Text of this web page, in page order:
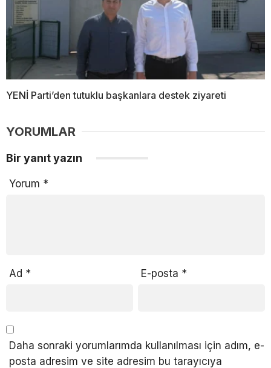
YENİ Parti’den tutuklu başkanlara destek ziyareti
YORUMLAR
Bir yanıt yazın
Yorum *
Ad * E-posta *
Daha sonraki yorumlarımda kullanılması için adım, e-
posta adresim ve site adresim bu tarayıcıya